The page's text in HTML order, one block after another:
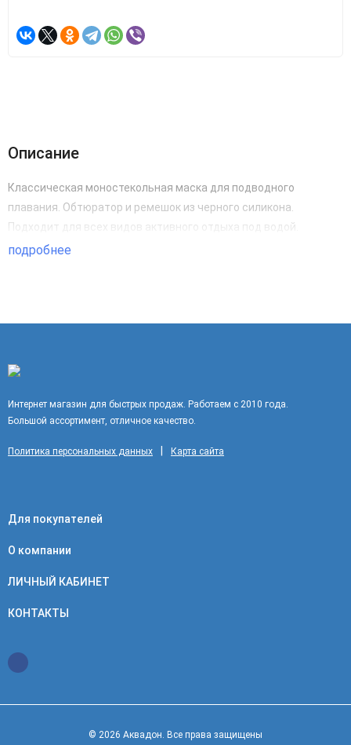
Описание
Классическая моностекольная маска для подводного
плавания. Обтюратор и ремешок из черного силикона.
Подходит для всех видов активного отдыха под водой.
подробнее
Интернет магазин для быстрых продаж. Работаем с 2010 года.
Большой ассортимент, отличное качество.
Политика персональных данных Карта сайта
Для покупателей
О компании
ЛИЧНЫЙ КАБИНЕТ
КОНТАКТЫ
© 2026 Аквадон. Все права защищены